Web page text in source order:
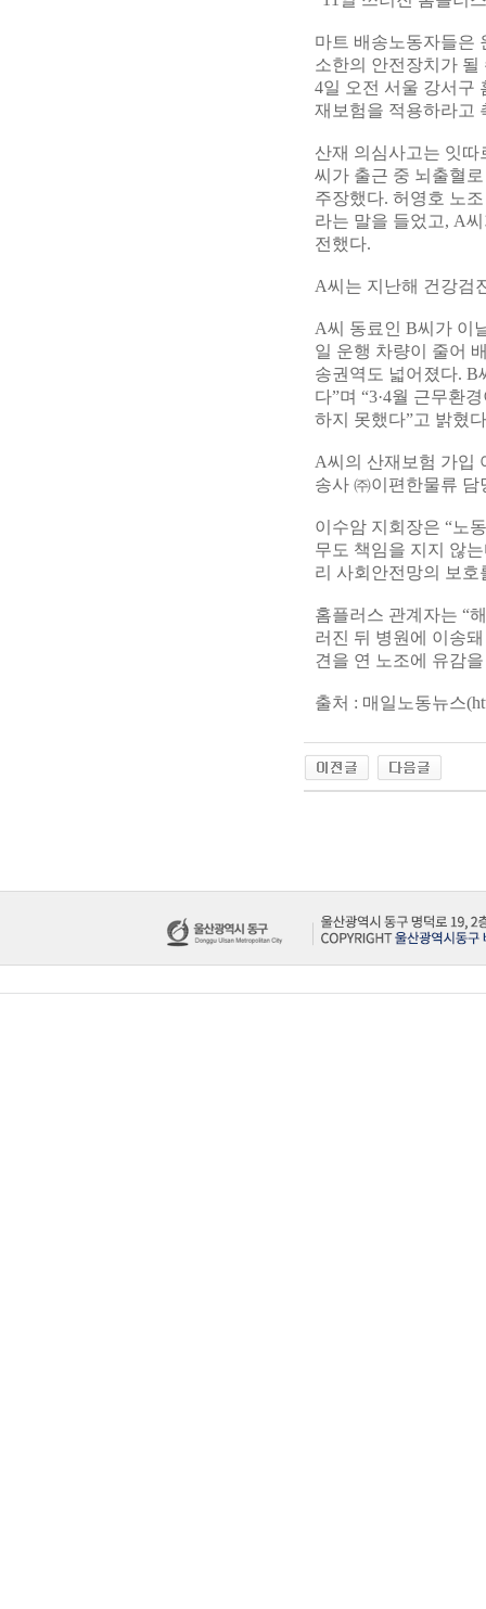
마트 배송노동자들은
소한의 안전장치가
4일 오전 서울 강서구
재보험을 적용하라고
산재 의심사고는 잇따
씨가 출근 중 뇌출혈
주장했다. 허영호 노
라는 말을 들었고, A
전했다.
A씨는 지난해 건강검
A씨 동료인 B씨가 이
일 운행 차량이 줄어
송권역도 넓어졌다. B
다”며 “3·4월 근무환
하지 못했다”고 밝혔
A씨의 산재보험 가입
송사 ㈜이편한물류
이수암 지회장은 “노
무도 책임을 지지 않
리 사회안전망의 보호
홈플러스 관계자는 “
러진 뒤 병원에 이송
견을 연 노조에 유감
출처 : 매일노동뉴스